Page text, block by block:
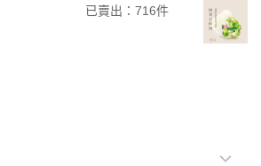
已賣出：716件